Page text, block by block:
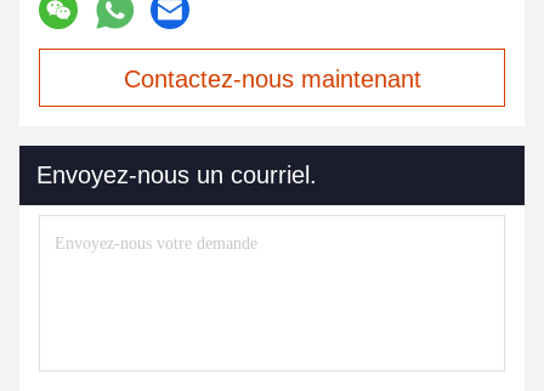
Contactez-nous maintenant
Envoyez-nous un courriel.